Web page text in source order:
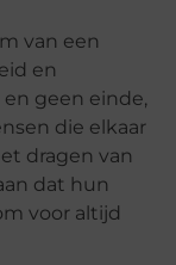
van een
en
geen einde,
die elkaar
dragen van
dat hun
voor altijd